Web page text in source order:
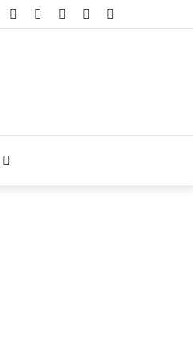
Telegram
Instagram
YouTube
Twitter
Facebook